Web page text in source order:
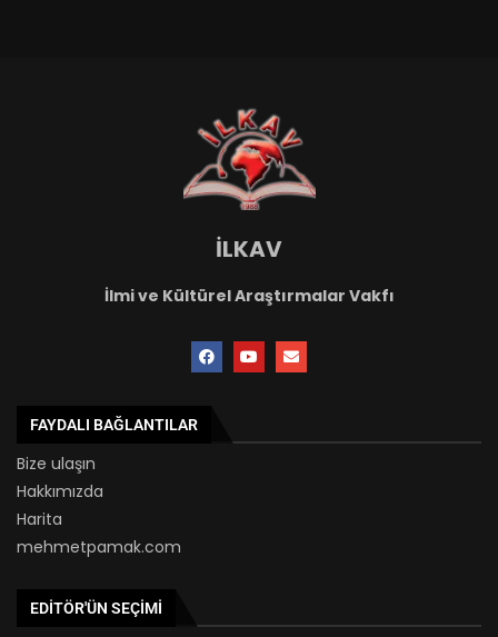
İLKAV
İlmi ve Kültürel Araştırmalar Vakfı
FAYDALI BAĞLANTILAR
Bize ulaşın
Hakkımızda
Harita
mehmetpamak.com
EDITÖR'ÜN SEÇIMI